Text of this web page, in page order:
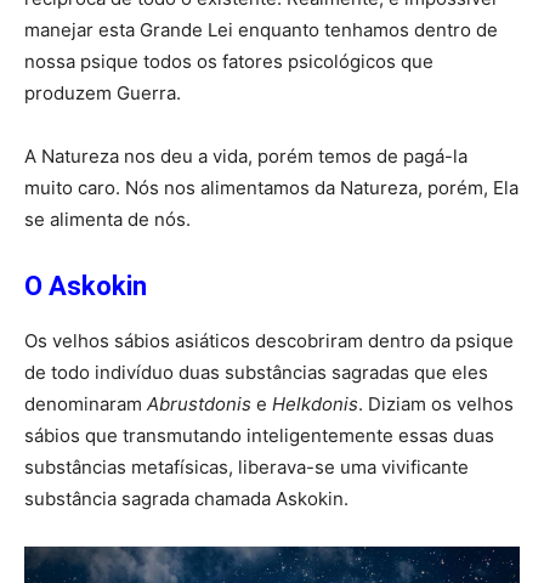
manejar esta Grande Lei enquanto tenhamos dentro de
nossa psique todos os fatores psicológicos que
produzem Guerra.
A Natureza nos deu a vida, porém temos de pagá-la
muito caro. Nós nos alimentamos da Natureza, porém, Ela
se alimenta de nós.
O Askokin
Os velhos sábios asiáticos descobriram dentro da psique
de todo indivíduo duas substâncias sagradas que eles
denominaram Abrustdonis e Helkdonis. Diziam os velhos
sábios que transmutando inteligentemente essas duas
substâncias metafísicas, liberava-se uma vivificante
substância sagrada chamada Askokin.